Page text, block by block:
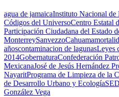
agua de jamaicaInstituto Nacional de
Códigos del UniversoCentro Estatal
Participación Ciudadana del Estado
MonterreySanvezzoCahuama
añoscontaminacion de lagunasLeyes
2014GobernaturaConfederación
MexicanaJosé de Jesús Hernández
NayaritPrograma de Limpieza de la
de Desarrollo Urbano y Ecología
González Vega